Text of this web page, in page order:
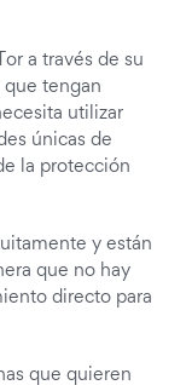
a través de su
que tengan
utilizar
únicas de
la protección
y están
que no hay
directo para
que quieren